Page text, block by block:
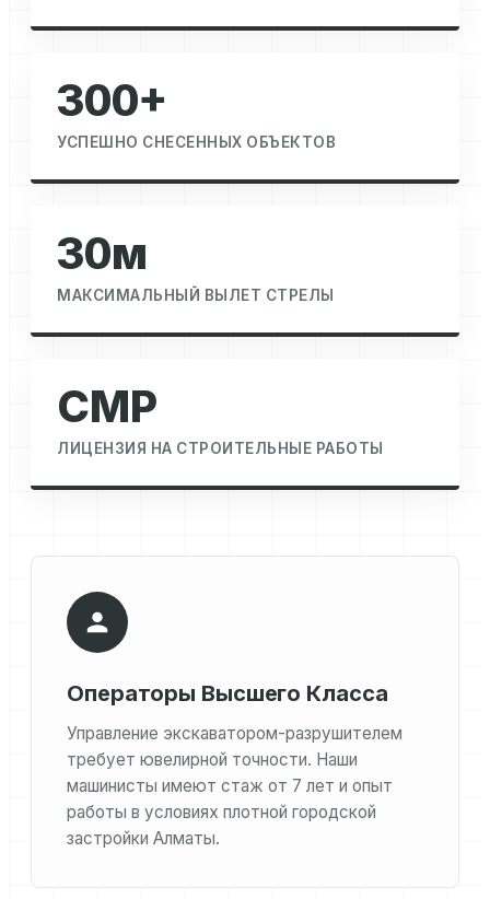
300+
УСПЕШНО СНЕСЕННЫХ ОБЪЕКТОВ
30м
МАКСИМАЛЬНЫЙ ВЫЛЕТ СТРЕЛЫ
СМР
ЛИЦЕНЗИЯ НА СТРОИТЕЛЬНЫЕ РАБОТЫ
Операторы Высшего Класса
Управление экскаватором-разрушителем
требует ювелирной точности. Наши
машинисты имеют стаж от 7 лет и опыт
работы в условиях плотной городской
застройки Алматы.